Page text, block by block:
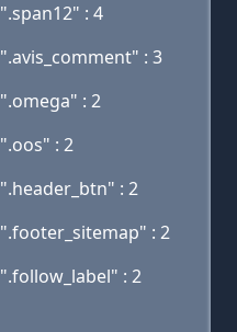
".span12" : 4
".avis_comment" : 3
".omega" : 2
".oos" : 2
".header_btn" : 2
".footer_sitemap" : 2
".follow_label" : 2